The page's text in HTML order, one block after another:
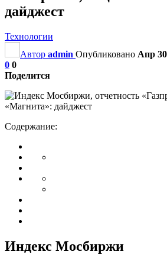
дайджест
Технологии
Автор admin Опубликовано Апр
0 0
Поделится
Содержание:
Индекс Мосбиржи